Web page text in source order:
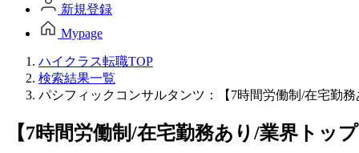
新規登録
Mypage
ハイクラス転職TOP
検索結果一覧
パシフィックコンサルタンツ：【7時間労働制/在宅勤
【7時間労働制/在宅勤務あり/業界ト